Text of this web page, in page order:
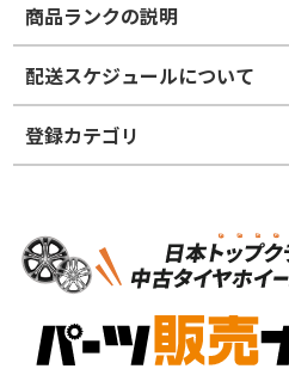
商品ランクの説明
※商品ランクは出品者の主観によ
かじめご了承
ホイールランク
S
品）
配送スケジュールについて
登録カテゴリ
ホイールのみ